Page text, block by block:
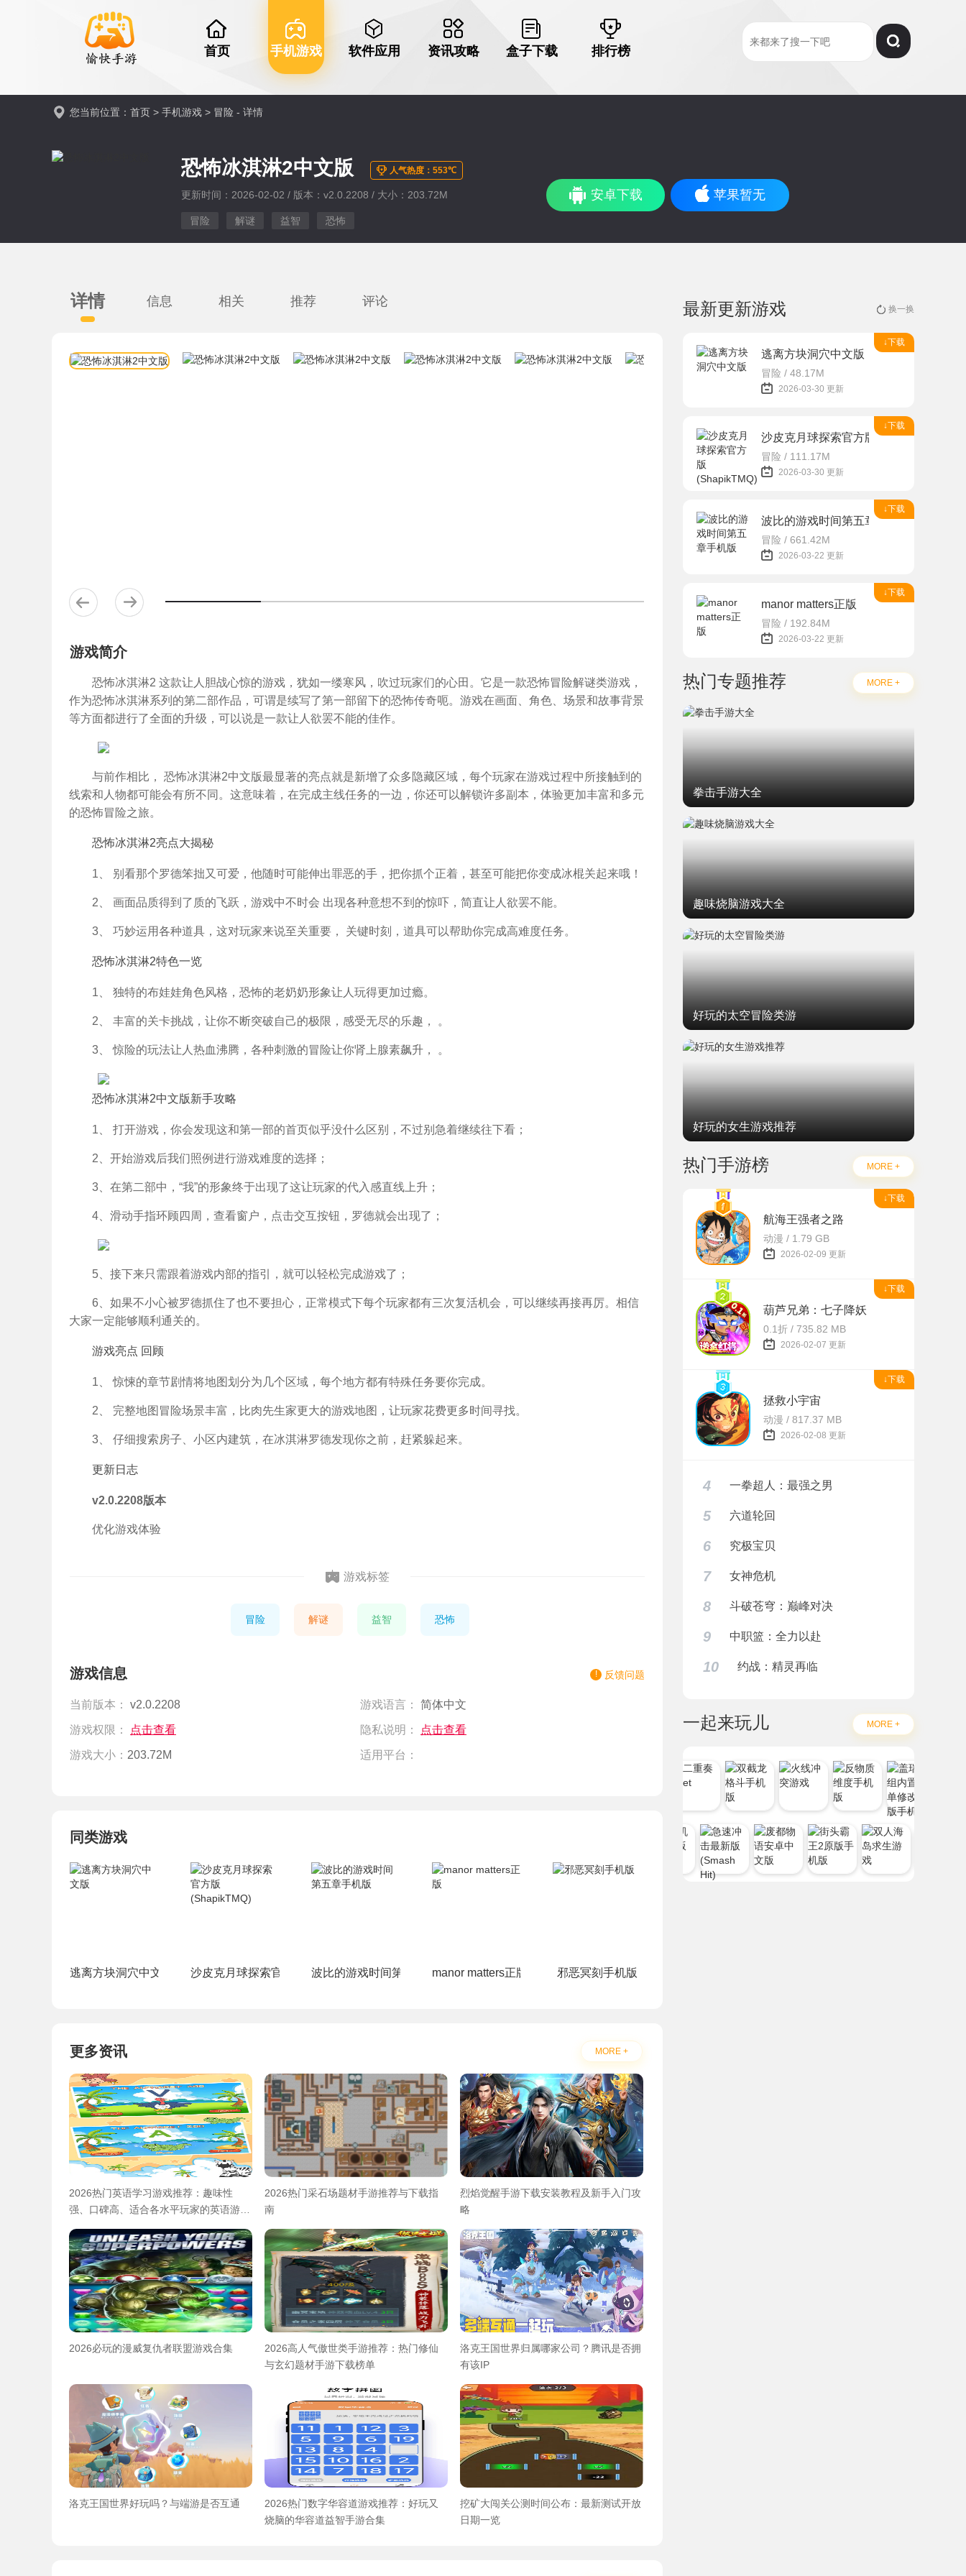
首页 手机游戏 软件应用 资讯攻略 盒子下载 排行榜
您当前位置： 首页 > 手机游戏 > 冒险 - 详情
恐怖冰淇淋2中文版 人气热度：553℃
更新时间：2026-02-02 / 版本：v2.0.2208 / 大小：203.72M
冒险 解谜 益智 恐怖
安卓下载 苹果暂无
详情 信息 相关 推荐 评论
游戏简介
恐怖冰淇淋2 这款让人胆战心惊的游戏，犹如一缕寒风，吹过玩家们的心田。它是一款恐怖冒险解谜类游戏，
作为恐怖冰淇淋系列的第二部作品，可谓是续写了第一部留下的恐怖传奇呃。游戏在画面、角色、场景和故事背景
等方面都进行了全面的升级，可以说是一款让人欲罢不能的佳作。
与前作相比， 恐怖冰淇淋2中文版最显著的亮点就是新增了众多隐藏区域，每个玩家在游戏过程中所接触到的
线索和人物都可能会有所不同。这意味着，在完成主线任务的一边，你还可以解锁许多副本，体验更加丰富和多元
的恐怖冒险之旅。
恐怖冰淇淋2亮点大揭秘
1、 别看那个罗德笨拙又可爱，他随时可能伸出罪恶的手，把你抓个正着，甚至可能把你变成冰棍关起来哦！
2、 画面品质得到了质的飞跃，游戏中不时会 出现各种意想不到的惊吓，简直让人欲罢不能。
3、 巧妙运用各种道具，这对玩家来说至关重要， 关键时刻，道具可以帮助你完成高难度任务。
恐怖冰淇淋2特色一览
1、 独特的布娃娃角色风格，恐怖的老奶奶形象让人玩得更加过瘾。
2、 丰富的关卡挑战，让你不断突破自己的极限，感受无尽的乐趣， 。
3、 惊险的玩法让人热血沸腾，各种刺激的冒险让你肾上腺素飙升， 。
恐怖冰淇淋2中文版新手攻略
1、 打开游戏，你会发现这和第一部的首页似乎没什么区别，不过别急着继续往下看；
2、开始游戏后我们照例进行游戏难度的选择；
3、在第二部中，“我”的形象终于出现了这让玩家的代入感直线上升；
4、滑动手指环顾四周，查看窗户，点击交互按钮，罗德就会出现了；
5、接下来只需跟着游戏内部的指引，就可以轻松完成游戏了；
6、如果不小心被罗德抓住了也不要担心，正常模式下每个玩家都有三次复活机会，可以继续再接再厉。相信
大家一定能够顺利通关的。
游戏亮点 回顾
1、 惊悚的章节剧情将地图划分为几个区域，每个地方都有特殊任务要你完成。
2、 完整地图冒险场景丰富，比肉先生家更大的游戏地图，让玩家花费更多时间寻找。
3、 仔细搜索房子、小区内建筑，在冰淇淋罗德发现你之前，赶紧躲起来。
更新日志
v2.0.2208版本
优化游戏体验
游戏标签
冒险 解谜 益智 恐怖
游戏信息 反馈问题
当前版本： v2.0.2208 游戏语言： 简体中文
游戏权限： 点击查看 隐私说明： 点击查看
游戏大小： 203.72M 适用平台：
同类游戏
逃离方块洞穴中文版 沙皮克月球探索官方版(ShapikTMQ)波比的游戏时间第五章手机版manor matters正版 邪恶冥刻手机版
更多资讯 MORE +
2026热门英语学习游戏推荐：趣味性
强、口碑高、适合各水平玩家的英语游戏
2026热门采石场题材手游推荐与下载指
南
烈焰觉醒手游下载安装教程及新手入门攻
略
2026必玩的漫威复仇者联盟游戏合集
2026高人气傲世类手游推荐：热门修仙
与玄幻题材手游下载榜单
洛克王国世界归属哪家公司？腾讯是否拥
有该IP
洛克王国世界好玩吗？与端游是否互通
2026热门数字华容道游戏推荐：好玩又
烧脑的华容道益智手游合集
挖矿大闯关公测时间公布：最新测试开放
日期一览
最新更新游戏 换一换
↓下载
逃离方块洞穴中文版
冒险 / 48.17M
2026-03-30 更新
↓下载
沙皮克月球探索官方版(ShapikTMQ)
冒险 / 111.17M
2026-03-30 更新
↓下载
波比的游戏时间第五章手机版
冒险 / 661.42M
2026-03-22 更新
↓下载
manor matters正版
冒险 / 192.84M
2026-03-22 更新
热门专题推荐 MORE +
拳击手游大全
趣味烧脑游戏大全
好玩的太空冒险类游
好玩的女生游戏推荐
热门手游榜 MORE +
↓下载
航海王强者之路
动漫 / 1.79 GB
2026-02-09 更新
↓下载
葫芦兄弟：七子降妖
0.1折 / 735.82 MB
2026-02-07 更新
↓下载
拯救小宇宙
动漫 / 817.37 MB
2026-02-08 更新
4 一拳超人：最强之男
5 六道轮回
6 究极宝贝
7 女神危机
8 斗破苍穹：巅峰对决
9 中职篮：全力以赴
10 约战：精灵再临
一起来玩儿 MORE +